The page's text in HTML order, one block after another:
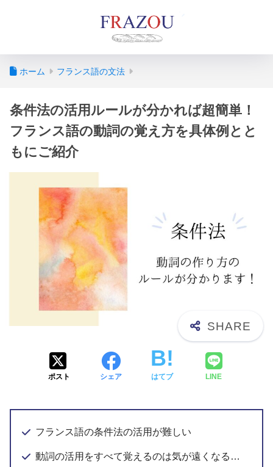
ホーム フランス語の文法
条件法の活用ルールが分かれば超簡単！
フランス語の動詞の覚え方を具体例とと
もにご紹介
ポスト シェア はてブ LINE
フランス語の条件法の活用が難しい
動詞の活用をすべて覚えるのは気が遠くなる…